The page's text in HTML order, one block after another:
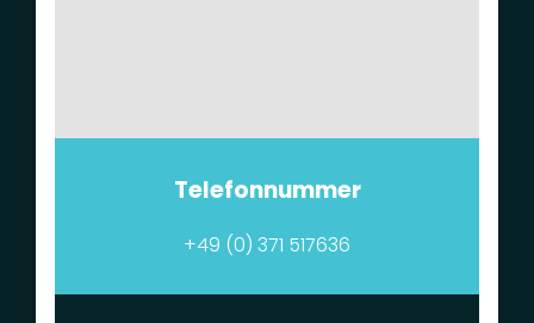
Telefonnummer
+49 (0) 371 517636